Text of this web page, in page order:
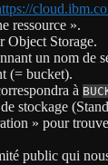
ressource ».
Object Storage.
un nom de
(= bucket).
à
stockage
» pour
public qui